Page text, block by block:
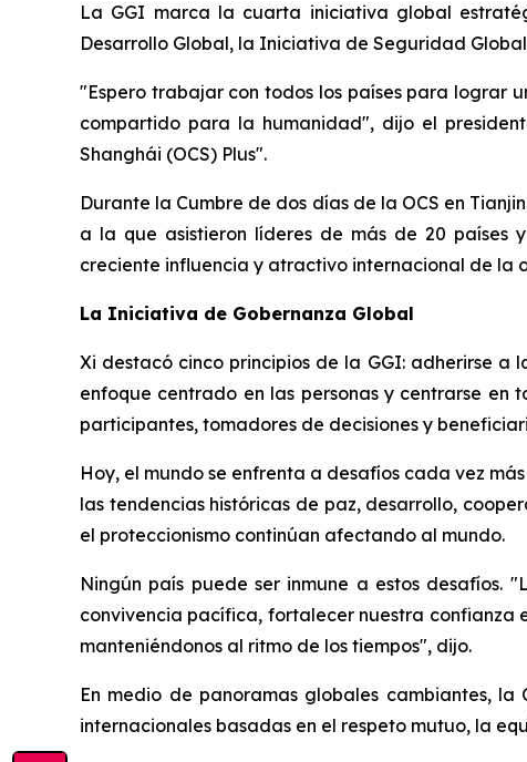
La GGI marca la cuarta iniciativa global
Desarrollo Global, la Iniciativa de Seguridad
"Espero trabajar con todos los países para lograr
compartido para la humanidad", dijo el
Shanghái (OCS) Plus".
Durante la Cumbre de dos días de la OCS en
a la que asistieron líderes de más de 20 países
creciente influencia y atractivo internacional de la
La Iniciativa de Gobernanza Global
Xi destacó cinco principios de la GGI: adherirse
enfoque centrado en las personas y centrarse en
participantes, tomadores de decisiones y
Hoy, el mundo se enfrenta a desafíos cada vez
las tendencias históricas de paz, desarrollo,
el proteccionismo continúan afectando al mundo.
Ningún país puede ser inmune a estos desafíos.
convivencia pacífica, fortalecer nuestra
manteniéndonos al ritmo de los tiempos", dijo.
En medio de panoramas globales cambiantes,
internacionales basadas en el respeto mutuo, la